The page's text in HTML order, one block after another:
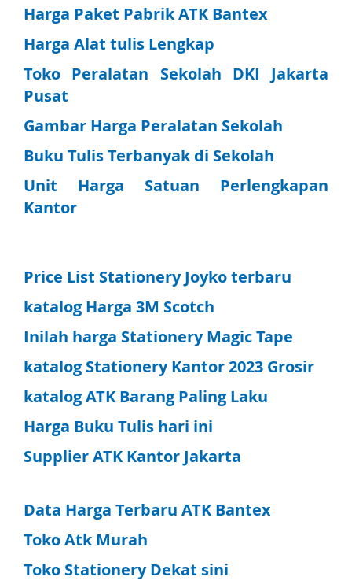
Harga Paket Pabrik ATK Bantex
Harga Alat tulis Lengkap
Toko Peralatan Sekolah DKI Jakarta
Pusat
Gambar Harga Peralatan Sekolah
Buku Tulis Terbanyak di Sekolah
Unit Harga Satuan Perlengkapan
Kantor
Price List Stationery Joyko terbaru
katalog Harga 3M Scotch
Inilah harga Stationery Magic Tape
katalog Stationery Kantor 2023 Grosir
katalog ATK Barang Paling Laku
Harga Buku Tulis hari ini
Supplier ATK Kantor Jakarta
Data Harga Terbaru ATK Bantex
Toko Atk Murah
Toko Stationery Dekat sini